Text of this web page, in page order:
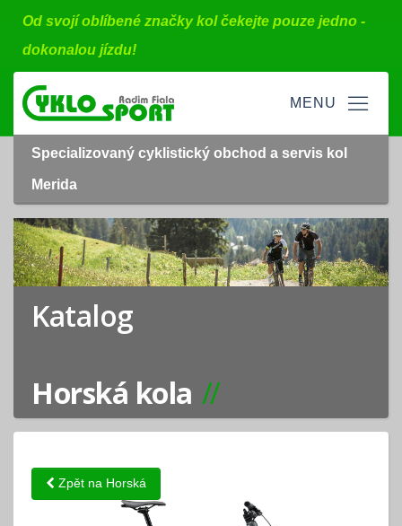
Od svojí oblíbené značky kol čekejte pouze jedno -
dokonalou jízdu!
Specializovaný cyklistický obchod a servis kol
Merida
Katalog
Horská kola
Zpět na Horská